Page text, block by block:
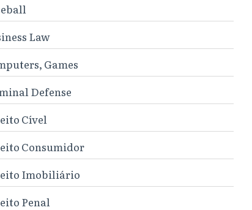
Law
Games
Defense
Cível
Consumidor
Imobiliário
Penal